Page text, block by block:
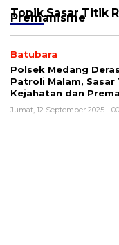
Topik Sasar Titik
Premanisme
Batubara
Polsek Medang
Patroli Malam, Sasar
Kejahatan dan
Jumat, 12 September 2025 -